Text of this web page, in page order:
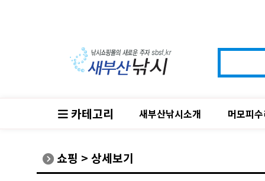
카테고리 새부산낚시소개 머모피
쇼핑 > 상세보기